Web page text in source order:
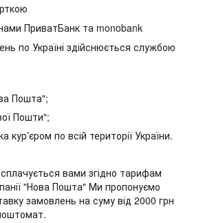
ПриватБанк та monobank
по Україні здійснюється службою
Пошта";
Пошти";
кур’єром по всій території України.
вами згідно тарифам
"Нова Пошта" Ми пропонуємо
замовлень на суму від 2000 грн